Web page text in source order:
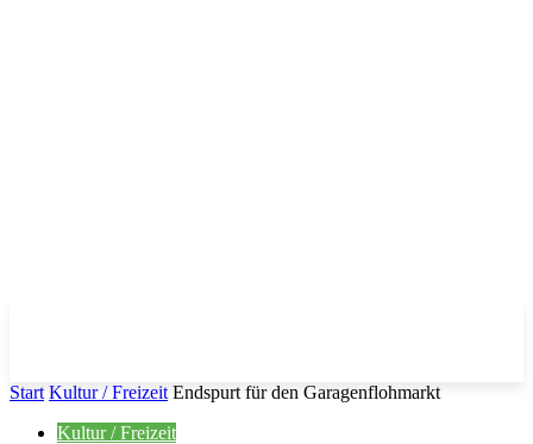
Start Kultur / Freizeit Endspurt für den Garagenflohmarkt
Kultur / Freizeit